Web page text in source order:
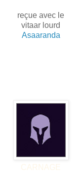
reçue avec le
vitaar lourd
Asaaranda
CARNAGE